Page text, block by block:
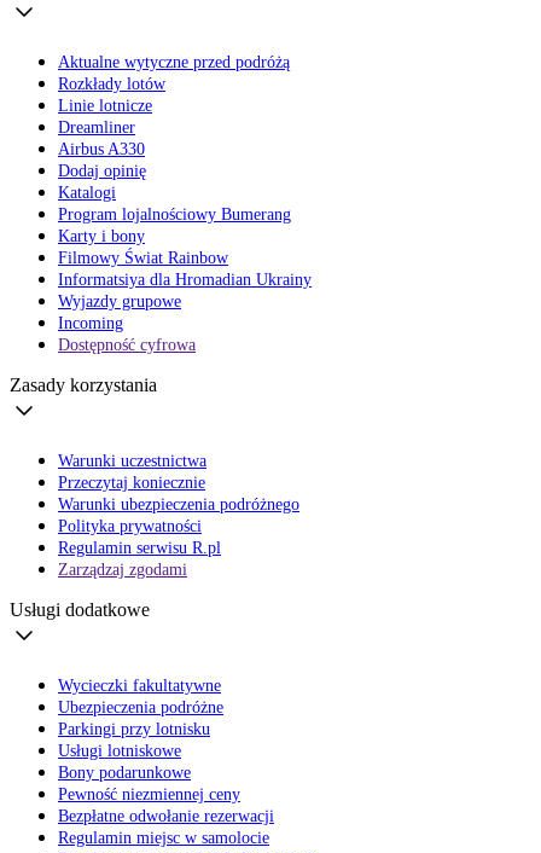
Aktualne wytyczne przed podróżą
Rozkłady lotów
Linie lotnicze
Dreamliner
Airbus A330
Dodaj opinię
Katalogi
Program lojalnościowy Bumerang
Karty i bony
Filmowy Świat Rainbow
Informatsiya dla Hromadian Ukrainy
Wyjazdy grupowe
Incoming
Dostępność cyfrowa
Zasady korzystania
Warunki uczestnictwa
Przeczytaj koniecznie
Warunki ubezpieczenia podróżnego
Polityka prywatności
Regulamin serwisu R.pl
Zarządzaj zgodami
Usługi dodatkowe
Wycieczki fakultatywne
Ubezpieczenia podróżne
Parkingi przy lotnisku
Usługi lotniskowe
Bony podarunkowe
Pewność niezmiennej ceny
Bezpłatne odwołanie rezerwacji
Regulamin miejsc w samolocie